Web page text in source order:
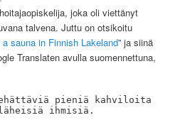
joka oli viettänyt
talvena. Juttu on otsikoitu
sauna in Finnish Lakeland” ja siinä
Translaten avulla suomennettuna,
pieniä kahviloita
ihmisiä.